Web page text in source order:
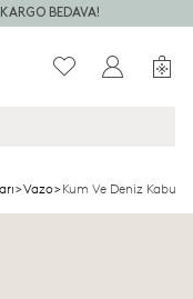
BEDAVA!
>Vazo>Kum Ve Deniz